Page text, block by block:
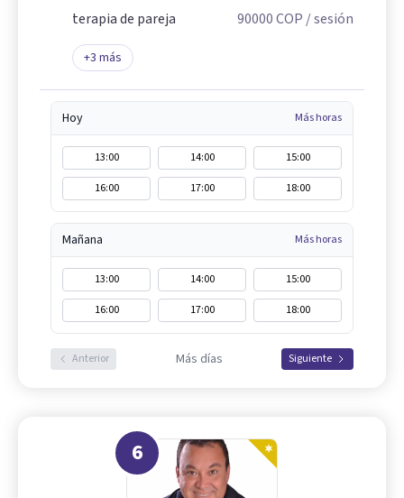
terapia de pareja
90000COP / sesión
+3 más
Hoy Más horas
13:00 14:00
15:00
16:00
17:00 18:00
Mañana Más horas
13:00 14:00
15:00
16:00
17:00 18:00
Anterior Más días Siguiente
6